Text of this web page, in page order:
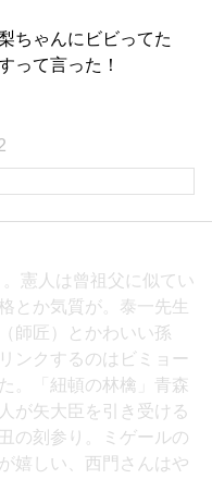
ちゃんにビビってた
って言った！
憲人は曾祖父に似てい
とか気質が。泰一先生
師匠）とかわいい孫
ンクするのはビミョー
。「紐頓の林檎」青森
が矢大臣を引き受ける
の刻参り。ミゲールの
嬉しい、西門さんはや